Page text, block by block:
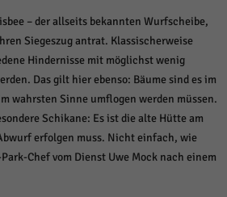
– der allseits bekannten Wurfscheibe,
Siegeszug antrat. Klassischerweise
Hindernisse mit möglichst wenig
Das gilt hier ebenso: Bäume sind es im
wahrsten Sinne umflogen werden müssen.
Schikane: Es ist die alte Hütte am
erfolgen muss. Nicht einfach, wie
Chef vom Dienst Uwe Mock nach einem
Besucher unsere Website nutzen.
Informationen anzeigen
Drittanbietern oder Publishern verwendet,
Sie tun dies, indem sie Besucher
Informationen anzeigen